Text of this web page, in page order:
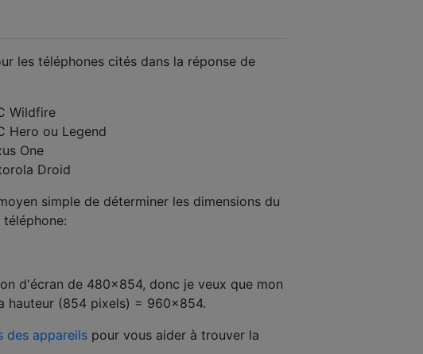
les téléphones cités dans la réponse de
Wildfire
Hero ou Legend
One
Droid
simple de déterminer les dimensions du
d'écran de 480x854, donc je veux que mon
hauteur (854 pixels) = 960x854.
des appareils pour vous aider à trouver la